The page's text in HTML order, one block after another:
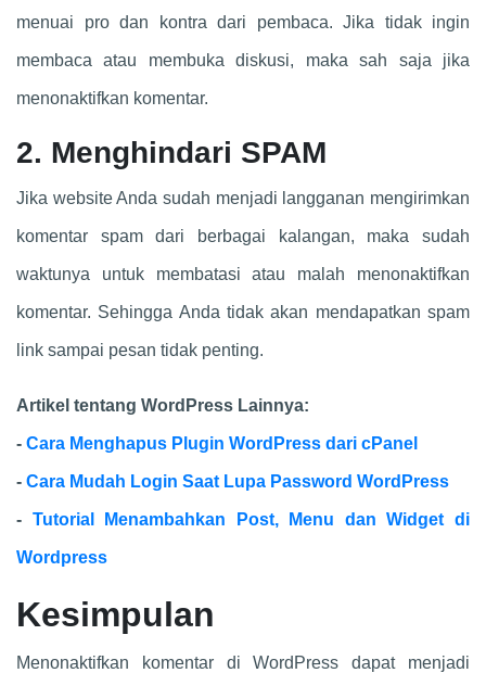
menuai pro dan kontra dari pembaca. Jika tidak ingin
membaca atau membuka diskusi, maka sah saja jika
menonaktifkan komentar.
2. Menghindari SPAM
Jika website Anda sudah menjadi langganan mengirimkan
komentar spam dari berbagai kalangan, maka sudah
waktunya untuk membatasi atau malah menonaktifkan
komentar. Sehingga Anda tidak akan mendapatkan spam
link sampai pesan tidak penting.
Artikel tentang WordPress Lainnya:
- Cara Menghapus Plugin WordPress dari cPanel
- Cara Mudah Login Saat Lupa Password WordPress
- Tutorial Menambahkan Post, Menu dan Widget di
Wordpress
Kesimpulan
Menonaktifkan komentar di WordPress dapat menjadi